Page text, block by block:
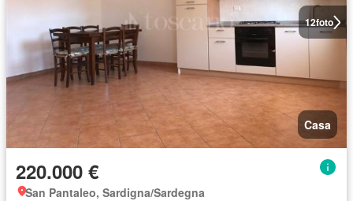
12foto
Casa
220.000 €
San Pantaleo, Sardigna/Sardegna